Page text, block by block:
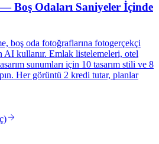
Boş Odaları Saniyeler İçinde
boş oda fotoğraflarına fotogerçekçi
kullanır. Emlak listelemeleri, otel
sunumları için 10 tasarım stili ve 8
Her görüntü 2 kredi tutar, planlar
)